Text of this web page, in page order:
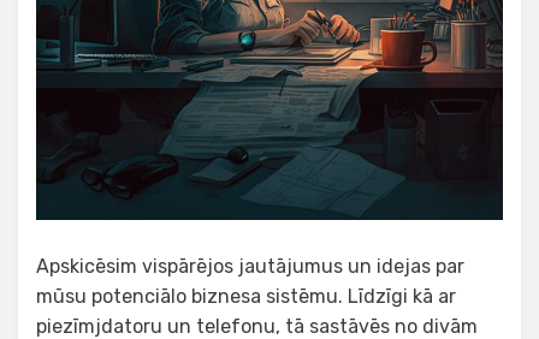
Apskicēsim vispārējos jautājumus un idejas par
mūsu potenciālo biznesa sistēmu. Līdzīgi kā ar
piezīmjdatoru un telefonu, tā sastāvēs no divām